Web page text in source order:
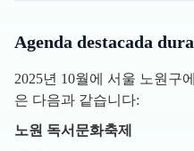
Agenda destacada
2025년 10월에 서울 노원구
은 다음과 같습니다:
노원 독서문화축제